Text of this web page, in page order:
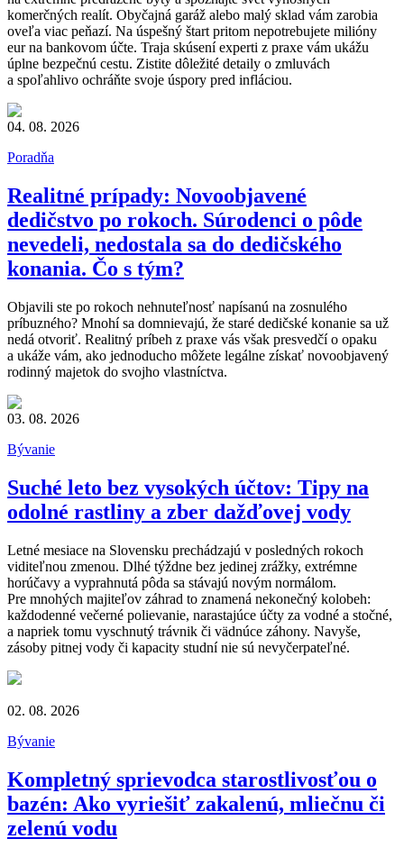
komerčných realít. Obyčajná garáž alebo malý sklad vám zarobia
oveľa viac peňazí. Na úspešný štart pritom nepotrebujete milióny
eur na bankovom účte. Traja skúsení experti z praxe vám ukážu
úplne bezpečnú cestu. Zistite dôležité detaily o zmluvách
a spoľahlivo ochráňte svoje úspory pred infláciou.
04. 08. 2026
Poradňa
Realitné prípady: Novoobjavené
dedičstvo po rokoch. Súrodenci o pôde
nevedeli, nedostala sa do dedičského
konania. Čo s tým?
Objavili ste po rokoch nehnuteľnosť napísanú na zosnulého
príbuzného? Mnohí sa domnievajú, že staré dedičské konanie sa už
nedá otvoriť. Realitný príbeh z praxe vás však presvedčí o opaku
a ukáže vám, ako jednoducho môžete legálne získať novoobjavený
rodinný majetok do svojho vlastníctva.
03. 08. 2026
Bývanie
Suché leto bez vysokých účtov: Tipy na
odolné rastliny a zber dažďovej vody
Letné mesiace na Slovensku prechádzajú v posledných rokoch
viditeľnou zmenou. Dlhé týždne bez jedinej zrážky, extrémne
horúčavy a vyprahnutá pôda sa stávajú novým normálom.
Pre mnohých majiteľov záhrad to znamená nekonečný kolobeh:
každodenné večerné polievanie, narastajúce účty za vodné a stočné,
a napriek tomu vyschnutý trávnik či vädnúce záhony. Navyše,
zásoby pitnej vody či kapacity studní nie sú nevyčerpateľné.
02. 08. 2026
Bývanie
Kompletný sprievodca starostlivosťou o
bazén: Ako vyriešiť zakalenú, mliečnu či
zelenú vodu